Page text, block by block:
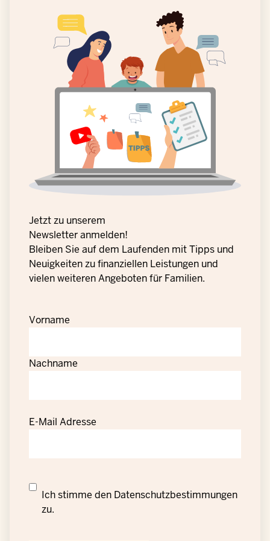
Jetzt zu unserem
Newsletter anmelden!
Bleiben Sie auf dem Laufenden mit Tipps und
Neuigkeiten zu finanziellen Leistungen und
vielen weiteren Angeboten für Familien.
Vorname
Nachname
E-Mail Adresse
Datenschutzrechtliche
Einwilligung
Ich stimme den Datenschutzbestimmungen
zu.